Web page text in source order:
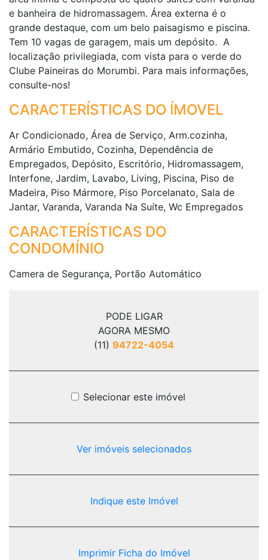
PODE LIGAR
AGORA MESMO
(11) 94722-4054
Selecionar este imóvel
Ver imóveis selecionados
Indique este Imóvel
Imprimir Ficha do Imóvel
e banheira de hidromassagem. Área externa é o
grande destaque, com um belo paisagismo e piscina.
Tem 10 vagas de garagem, mais um depósito. A
localização privilegiada, com vista para o verde do
Clube Paineiras do Morumbi. Para mais informações,
consulte-nos!
CARACTERÍSTICAS DO ÍMOVEL
Ar Condicionado, Área de Serviço, Arm.cozinha,
Armário Embutido, Cozinha, Dependência de
Empregados, Depósito, Escritório, Hidromassagem,
Interfone, Jardim, Lavabo, Living, Piscina, Piso de
Madeira, Piso Mármore, Piso Porcelanato, Sala de
Jantar, Varanda, Varanda Na Suíte, Wc Empregados
CARACTERÍSTICAS DO
CONDOMÍNIO
Camera de Segurança, Portão Automático